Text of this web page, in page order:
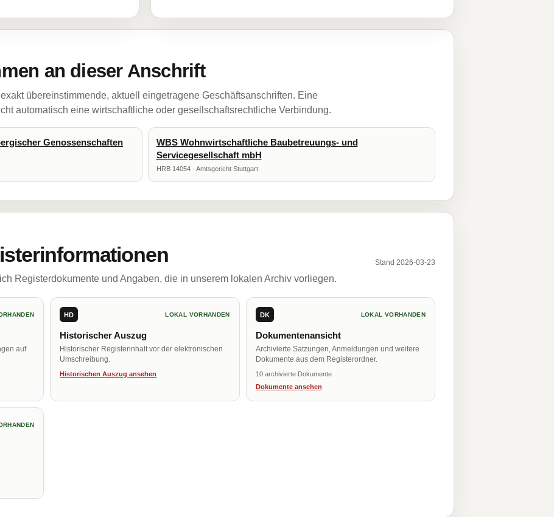
an dieser Anschrift
übereinstimmende, aktuell eingetragene Geschäftsanschriften. Eine
automatisch eine wirtschaftliche oder gesellschaftsrechtliche Verbindung.
Genossenschaften
WBS Wohnwirtschaftliche Baubetreuungs- und
Servicegesellschaft mbH
HRB 14054 · Amtsgericht Stuttgart
Stand 2026-03-23
Registerdokumente und Angaben, die in unserem lokalen Archiv vorliegen.
auf
HD LOKAL VORHANDEN
Historischer Auszug
Historischer Registerinhalt vor der elektronischen
Umschreibung.
Historischen Auszug ansehen
DK LOKAL VORHANDEN
Dokumentenansicht
Archivierte Satzungen, Anmeldungen und weitere
Dokumente aus dem Registerordner.
10 archivierte Dokumente
Dokumente ansehen